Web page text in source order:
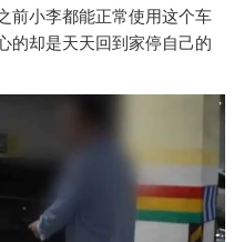
前小李都能正常使用这个车
的却是天天回到家停自己的